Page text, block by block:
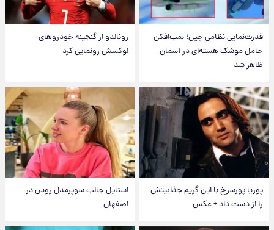
قدرت‌نمایی نظامی چین؛ بمب‌افکن
حامل موشک هسته‌ای در آسمان
ظاهر شد
رونالدو از گنجینه خودروهای
لوکسش رونمایی کرد
پوریا پورسرخ با این گریم جذابیتش
را از دست داد + عکس
استایل جالب سوپرمدل روس در
اصفهان